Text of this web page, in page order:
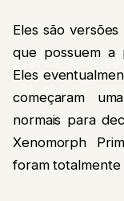
Eles são
que possuem a
Eles
começaram
normais para
Xenomorph
foram totalmente